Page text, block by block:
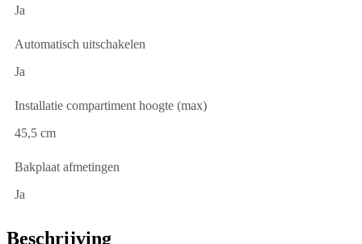
Ja
Automatisch uitschakelen
Ja
Installatie compartiment hoogte (max)
45,5 cm
Bakplaat afmetingen
Ja
Beschrijving